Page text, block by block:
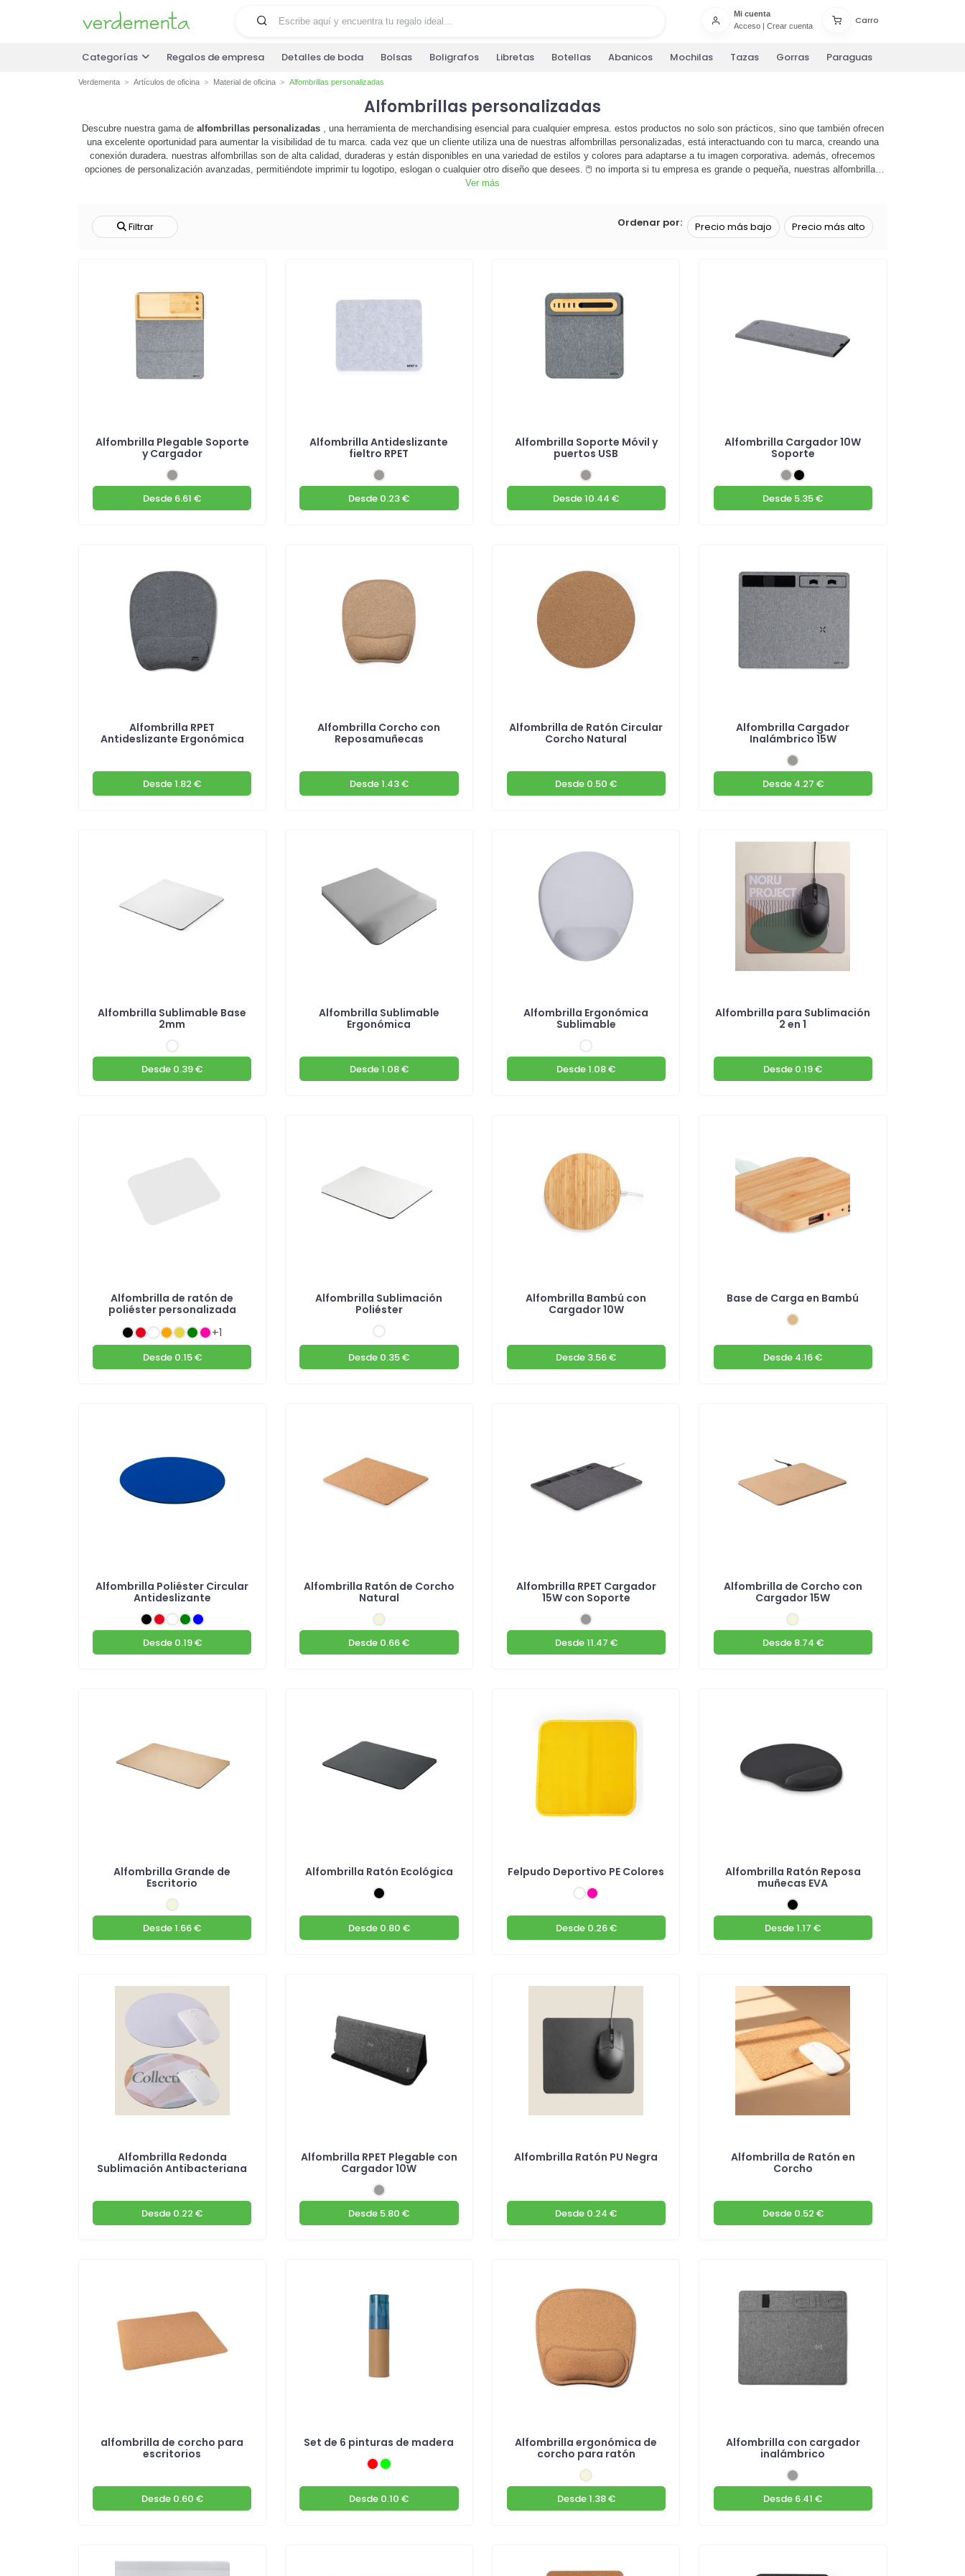
Mi cuenta
Acceso| Crear cuenta
Carro
Categorías Regalos de empresa Detalles de boda Bolsas Boligrafos Libretas Botellas Abanicos Mochilas Tazas Gorras Paraguas
Verdementa Artículos de oficina Material de oficina Alfombrillas personalizadas
Alfombrillas personalizadas
Descubre nuestra gama de alfombrillas personalizadas, una herramienta de merchandising esencial para cualquier empresa. estos productos no solo son prácticos, sino que también ofrecen
una excelente oportunidad para aumentar la visibilidad de tu marca. cada vez que un cliente utiliza una de nuestras alfombrillas personalizadas, está interactuando con tu marca, creando una
conexión duradera. nuestras alfombrillas son de alta calidad, duraderas y están disponibles en una variedad de estilos y colores para adaptarse a tu imagen corporativa. además, ofrecemos
opciones de personalización avanzadas, permitiéndote imprimir tu logotipo, eslogan o cualquier otro diseño que desees. 🖱️ no importa si tu empresa es grande o pequeña, nuestras alfombrillas
personalizadas son una inversión que vale la pena. no solo mejoran la experiencia del usuario, sino que también sirven como una forma constante de publicidad. no esperes más,
Ver más
Filtrar Ordenar por: Precio más bajo Precio más alto
Alfombrilla Plegable Soporte
y Cargador
Desde 6.61 €
Alfombrilla Antideslizante
fieltro RPET
Desde 0.23 €
Alfombrilla Soporte Móvil y
puertos USB
Desde10.44 €
Alfombrilla Cargador 10W
Soporte
Desde 5.35 €
Alfombrilla RPET
Antideslizante Ergonómica
Desde1.82 €
Alfombrilla Corcho con
Reposamuñecas
Desde1.43 €
Alfombrilla de Ratón Circular
Corcho Natural
Desde 0.50 €
Alfombrilla Cargador
Inalámbrico 15W
Desde4.27 €
Alfombrilla Sublimable Base
2mm
Desde 0.39 €
Alfombrilla Sublimable
Ergonómica
Desde1.08 €
Alfombrilla Ergonómica
Sublimable
Desde1.08 €
Alfombrilla para Sublimación
2 en 1
Desde 0.19 €
Alfombrilla de ratón de
poliéster personalizada
+1
Desde0.15 €
Alfombrilla Sublimación
Poliéster
Desde 0.35 €
Alfombrilla Bambú con
Cargador 10W
Desde 3.56 €
Base de Carga en Bambú
Desde 4.16 €
Alfombrilla Poliéster Circular
Antideslizante
Desde0.19 €
Alfombrilla Ratón de Corcho
Natural
Desde 0.66 €
Alfombrilla RPET Cargador
15W con Soporte
Desde11.47 €
Alfombrilla de Corcho con
Cargador 15W
Desde8.74 €
Alfombrilla Grande de
Escritorio
Desde1.66 €
Alfombrilla Ratón Ecológica
Desde0.80 €
Felpudo Deportivo PE Colores
Desde0.26 €
Alfombrilla Ratón Reposa
muñecas EVA
Desde1.17 €
Alfombrilla Redonda
Sublimación Antibacteriana
Desde 0.22 €
Alfombrilla RPET Plegable con
Cargador 10W
Desde 5.80 €
Alfombrilla Ratón PU Negra
Desde 0.24 €
Alfombrilla de Ratón en
Corcho
Desde0.52 €
alfombrilla de corcho para
escritorios
Desde0.60 €
Set de 6 pinturas de madera
Desde 0.10 €
Alfombrilla ergonómica de
corcho para ratón
Desde1.38 €
Alfombrilla con cargador
inalámbrico
Desde 6.41 €